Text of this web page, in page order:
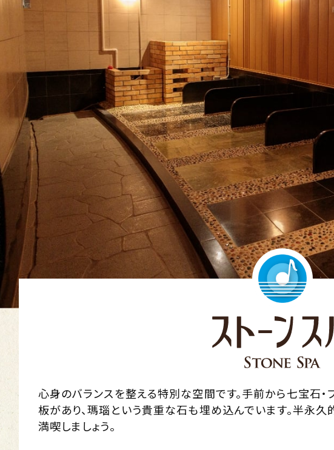
心身のバランスを整える特別な空間です。手前から七宝石・
板があり、瑪瑙という貴重な石も埋め込んでいます。半永
満喫しましょう。